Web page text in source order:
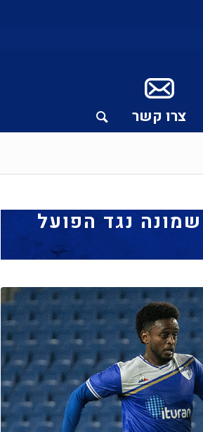
צרו קשר
נגד הפועל